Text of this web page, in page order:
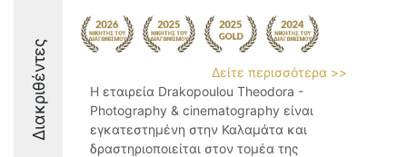
Διακριθέντες
Δείτε περισσότερα >>
Η εταιρεία Drakopoulou Theodora -
Photography & cinematography είναι
εγκατεστημένη στην Καλαμάτα και
δραστηριοποιείται στον τομέα της